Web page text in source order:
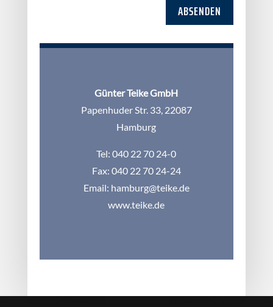
ABSENDEN
Günter Teike GmbH
Papenhuder Str. 33, 22087
Hamburg
Tel: 040 22 70 24-0
Fax: 040 22 70 24-24
Email: hamburg@teike.de
www.teike.de